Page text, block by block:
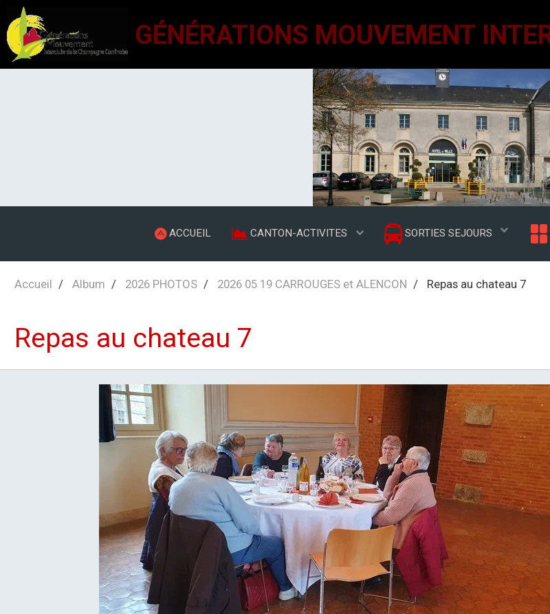
ACCUEIL CANTON-ACTIVITES SORTIES SEJOURS
Accueil Album 2026 PHOTOS 2026 05 19 CARROUGES et ALENCON Repas au chateau 7
Repas au chateau 7